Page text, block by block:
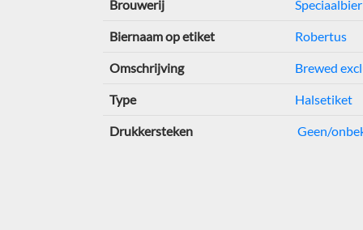
Brouwerij
Biernaam op etiket Robertus
Omschrijving Brewed
Type Halsetiket
Drukkersteken Geen/